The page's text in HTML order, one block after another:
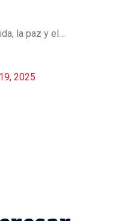
la paz y el…
2025